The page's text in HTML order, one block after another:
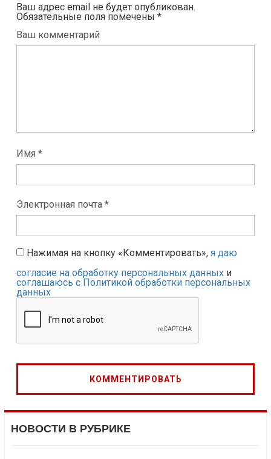
Ваш адрес email не будет опубликован.
Обязательные поля помечены *
Ваш комментарий
Имя *
Электронная почта *
Нажимая на кнопку «Комментировать», я даю
согласие на обработку персональных данных и
соглашаюсь с Политикой обработки персональных
данных
НОВОСТИ В РУБРИКЕ